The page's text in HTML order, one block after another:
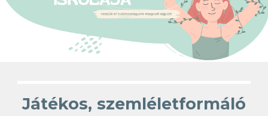
Játékos, szemléletformáló